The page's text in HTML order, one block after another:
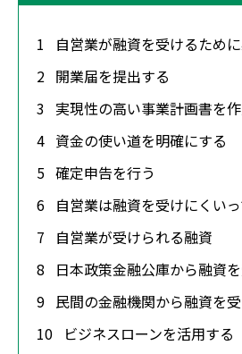
1
自営業が融資を受けるため
2 開業届を提出する
3 実現性の高い事業計画書を
4 資金の使い道を明確にする
5 確定申告を行う
6 自営業は融資を受けにくい
7
自営業が受けられる融資
8
日本政策金融公庫から融資
9 民間の金融機関から融資を
10
ビジネスローンを活用する